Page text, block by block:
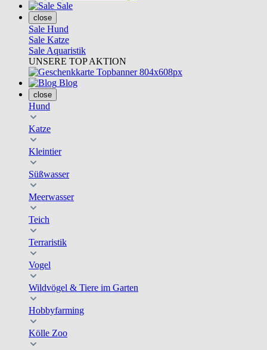
Sale
close
Sale Hund
Sale Katze
Sale Aquaristik
UNSERE TOP AKTION
Blog
close
Hund
Katze
Kleintier
Süßwasser
Meerwasser
Teich
Terraristik
Vogel
Wildvögel & Tiere im Garten
Hobbyfarming
Kölle Zoo